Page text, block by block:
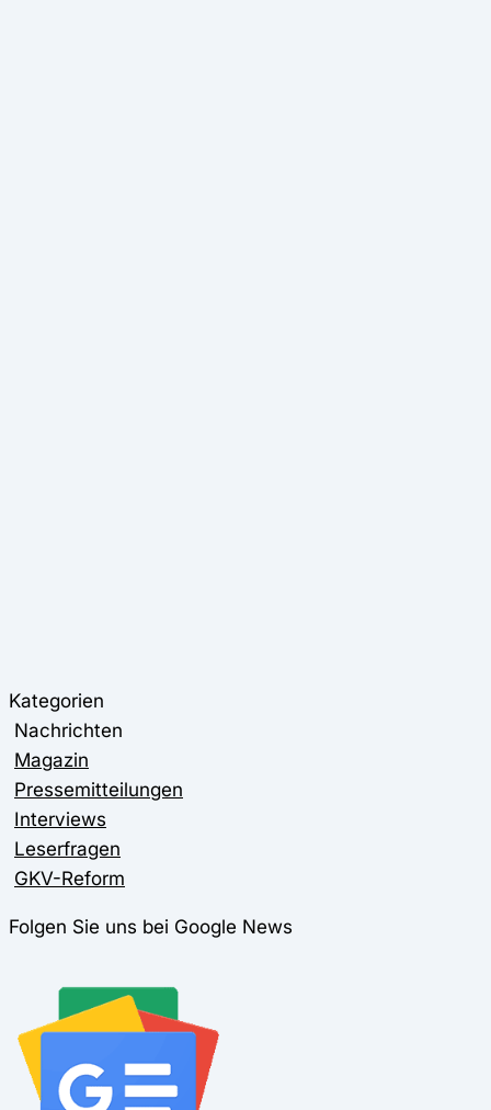
Kategorien
Nachrichten
Magazin
Pressemitteilungen
Interviews
Leserfragen
GKV-Reform
Folgen Sie uns bei Google News